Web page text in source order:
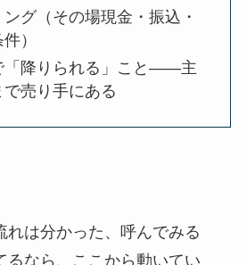
グ（その場現金・振込・
）
「降りられる」こと――主
売り手にある
れは分かった、呼んでみる
るなら、ここから動いてい